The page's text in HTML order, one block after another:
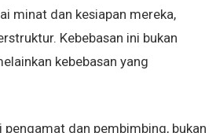
minat dan kesiapan mereka,
Kebebasan ini bukan
kebebasan yang
pengamat dan pembimbing, bukan